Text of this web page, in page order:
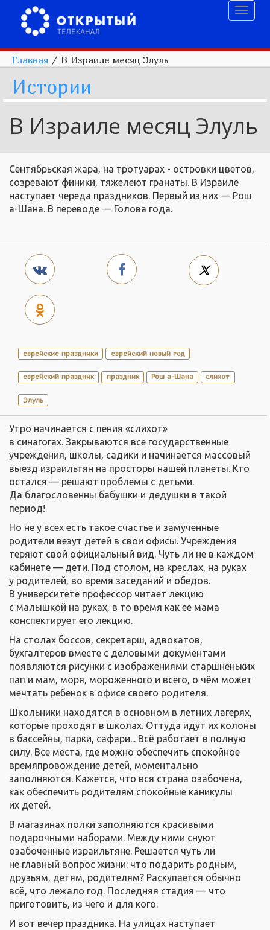
Главная / В Израиле месяц Элуль
Истории
В Израиле месяц Элуль
Сентябрьская жара, на тротуарах - островки цветов,
созревают финики, тяжелеют гранаты. В Израиле
наступает череда праздников. Первый из них — Рош
а-Шана. В переводе — Голова года.
еврейские праздники еврейский новый год
еврейский праздник праздник Рош а-Шана слихот
Элуль
Утро начинается с пения «слихот»
в синагогах. Закрываются все государственные
учреждения, школы, садики и начинается массовый
выезд израильтян на просторы нашей планеты. Кто
остался — решают проблемы с детьми.
Да благословенны бабушки и дедушки в такой
период!
Но не у всех есть такое счастье и замученные
родители везут детей в свои офисы. Учреждения
теряют свой официальный вид. Чуть ли не в каждом
кабинете — дети. Под столом, на креслах, на руках
у родителей, во время заседаний и обедов.
В университете профессор читает лекцию
с малышкой на руках, в то время как ее мама
конспектирует его лекцию.
На столах боссов, секретарш, адвокатов,
бухгалтеров вместе с деловыми документами
появляются рисунки с изображениями старшненьких
пап и мам, моря, мороженного и всего, о чём может
мечтать ребенок в офисе своего родителя.
Школьники находятся в основном в летних лагерях,
которые проходят в школах. Оттуда идут их колоны
в бассейны, парки, сафари... Всё работает в полную
силу. Все места, где можно обеспечить спокойное
времяпровождение детей, моментально
заполняются. Кажется, что вся страна озабочена,
как обеспечить родителям спокойные каникулы
их детей.
В магазинах полки заполняются красивыми
подарочными наборами. Между ними снуют
озабоченные израильтяне. Решается чуть ли
не главный вопрос жизни: что подарить родным,
друзьям, детям, родителям? Раскупается обычно
всё, что лежало год. Последняя стадия — что
приготовить, из чего и для кого.
И вот вечер праздника. На улицах наступает